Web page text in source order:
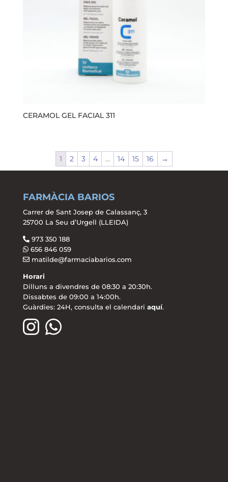
CERAMOL GEL FACIAL 311
1 2 3 4 … 14 15 16 →
FARMÀCIA BARIOS
Carrer de Sant Josep de Calassanç, 3
25700 La Seu d’Urgell (LLEIDA)
973 350 188
656 846 059
matilde@farmaciabarios.com
Horari
Dilluns a divendres de 08:30 a 20:30h.
Dissabtes de 09:00 a 14:00h.
Guàrdies: 24H, consulta el calendari aquí.